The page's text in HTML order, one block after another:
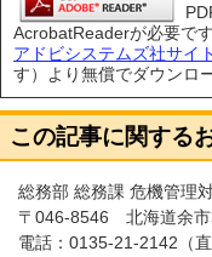
AcrobatReaderが必要です
アドビシステムズ社サイト
す）より無償でダウンロ
この記事に関する
総務部 総務課 危機管理
〒046-8546 北海道余市
電話： 0135-21-2142 （